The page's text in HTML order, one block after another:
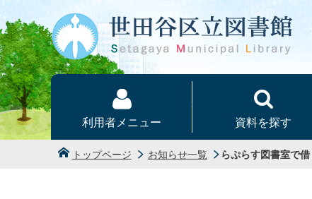
本文へ
利用者メニュー 資料を探す
トップページ お知らせ一覧 らぷらす図書室で